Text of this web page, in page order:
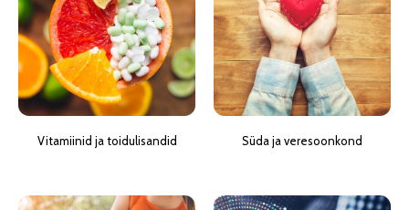
Vitamiinid ja toidulisandid Süda ja veresoonkond